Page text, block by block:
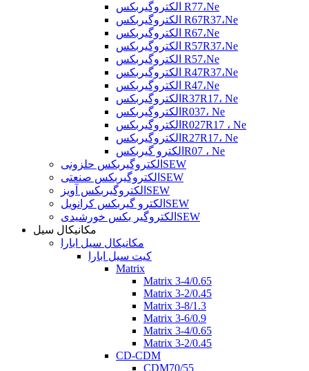
الکتروگیربکس R77،Ne
الکتروگیربکس R67R37،Ne
الکتروگیربکس R67،Ne
الکتروگیربکس R57R37،Ne
الکتروگیربکس R57،Ne
الکتروگیربکس R47R37،Ne
الکتروگیربکس R47،Ne
الکتروگیربکسR37R17، Ne
الکتروگیربکسR037، Ne
الکتروگیربکسR027R17 ، Ne
الکتروگیربکسR27R17، Ne
الکترو گیربکسR07 ، Ne
الکتروگیربکس حلزونیSEW
الکتروگیربکس صنعتیSEW
الکتروگیربکس آویزSEW
الکترو گیربکس کرانویلSEW
الکتروگیر بکس خورشیدیSEW
مکانیکال سیل
مکانیکال سیل ابارا
کیت سیل ابارا
Matrix
Matrix 3-4/0.65
Matrix 3-2/0.45
Matrix 3-8/1.3
Matrix 3-6/0.9
Matrix 3-4/0.65
Matrix 3-2/0.45
CD-CDM
CDM70/55